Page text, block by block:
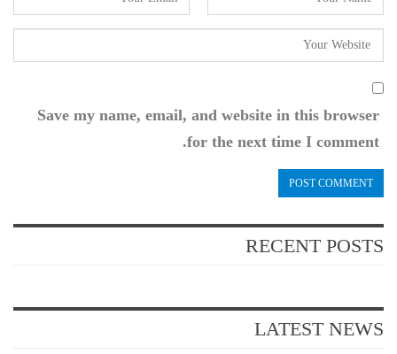
Save my name, email, and website in this browser
for the next time I comment.
RECENT POSTS
LATEST NEWS